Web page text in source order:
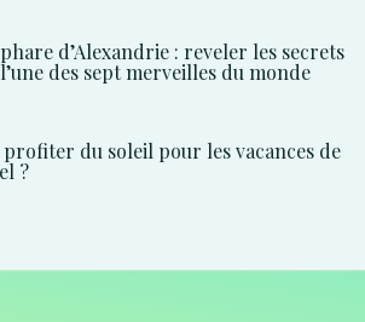
d’Alexandrie : reveler les secrets
des sept merveilles du monde
profiter du soleil pour les vacances de
?